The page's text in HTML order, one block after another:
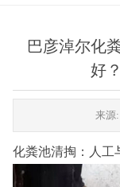
巴彦淖尔化
好
来源:
化粪池清掏：人工